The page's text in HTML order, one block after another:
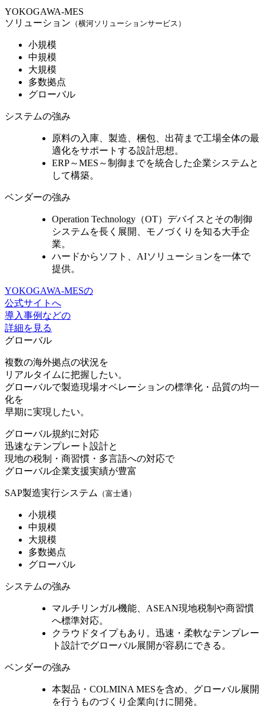
YOKOGAWA-MES
ソリューション （横河ソリューションサービス）
小規模
中規模
大規模
多数拠点
グローバル
システムの強み
原料の入庫、製造、梱包、出荷まで工場全体の最
適化をサポート する設計思想。
ERP～MES～制御までを統合 した企業システムと
して構築。
ベンダーの強み
Operation Technology（OT）デバイスとその制御
システムを長く展開、 モノづくりを知る大手企
業。
ハードからソフト、AIソリューションを一体で
提供。
YOKOGAWA-MESの
公式サイトへ
導入事例などの
詳細を見る
グローバル
複数の海外拠点の状況を
リアルタイムに把握したい。
グローバルで製造現場オペレーションの標準化・品質の均一
化を
早期に実現したい。
グローバル規約に対応
迅速なテンプレート設計と
現地の税制・商習慣・多言語への対応で
グローバル企業支援実績が豊富
SAP製造実行システム （富士通）
小規模
中規模
大規模
多数拠点
グローバル
システムの強み
マルチリンガル機能、 ASEAN現地税制や商習慣
へ標準対応。
クラウドタイプもあり。迅速・柔軟なテンプレー
ト設計でグローバル展開が容易にできる。
ベンダーの強み
本製品・COLMINA MESを含め、 グローバル展開
を行うものづくり企業向けに開発。